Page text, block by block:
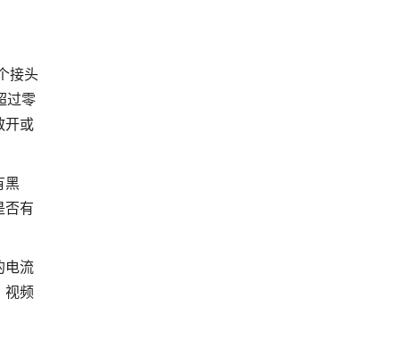
接头
过零
开或
黑
否有
电流
视频